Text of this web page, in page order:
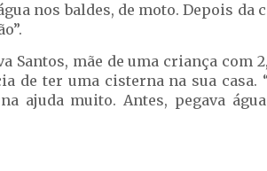
nos baldes, de moto. Depois
Santos, mãe de uma criança com
de ter uma cisterna na sua
ajuda muito. Antes, pegava